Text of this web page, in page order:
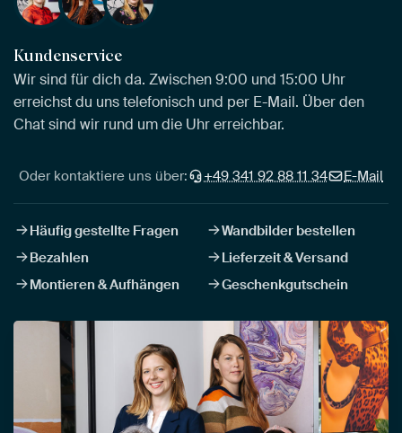
Kundenservice
Wir sind für dich da. Zwischen 9:00 und 15:00 Uhr
erreichst du uns telefonisch und per E-Mail. Über den
Chat sind wir rund um die Uhr erreichbar.
Oder kontaktiere uns über: +49 341 92 88 11 34 E-Mail
Häufig gestellte Fragen
Wandbilder bestellen
Bezahlen
Lieferzeit & Versand
Montieren & Aufhängen
Geschenkgutschein